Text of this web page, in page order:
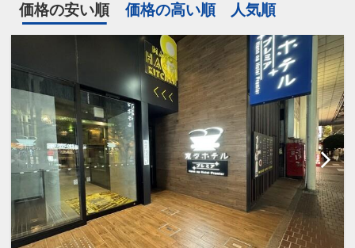
価格の安い順
価格の高い順 人気順